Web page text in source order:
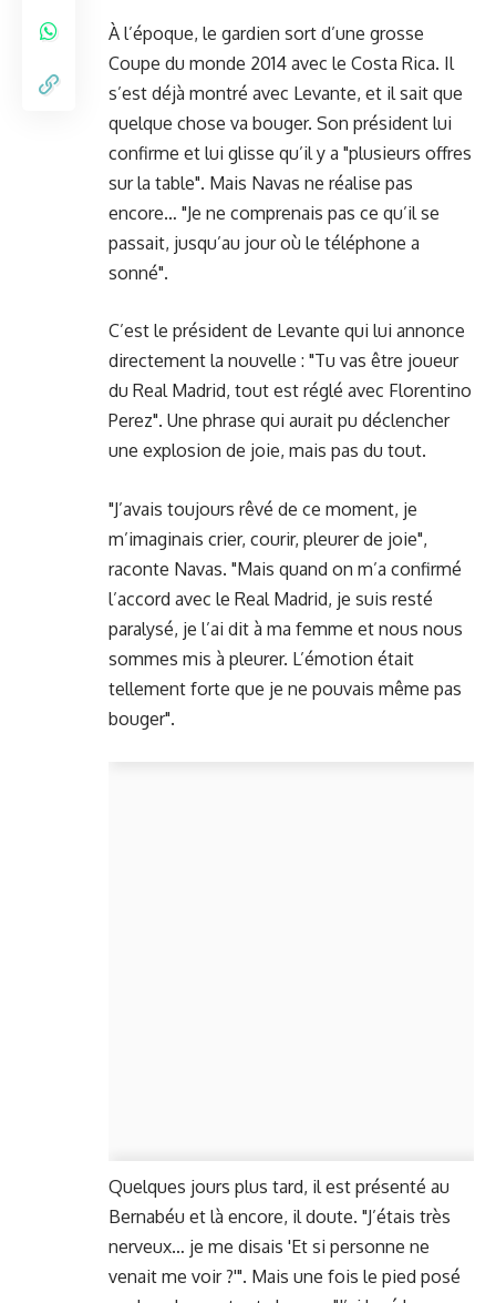
À l’époque, le gardien sort d’une grosse
Coupe du monde 2014 avec le Costa Rica. Il
s’est déjà montré avec Levante, et il sait que
quelque chose va bouger. Son président lui
confirme et lui glisse qu’il y a "plusieurs offres
sur la table". Mais Navas ne réalise pas
encore… "Je ne comprenais pas ce qu’il se
passait, jusqu’au jour où le téléphone a
sonné".
C’est le président de Levante qui lui annonce
directement la nouvelle : "Tu vas être joueur
du Real Madrid, tout est réglé avec Florentino
Perez". Une phrase qui aurait pu déclencher
une explosion de joie, mais pas du tout.
"J’avais toujours rêvé de ce moment, je
m’imaginais crier, courir, pleurer de joie",
raconte Navas. "Mais quand on m’a confirmé
l’accord avec le Real Madrid, je suis resté
paralysé, je l’ai dit à ma femme et nous nous
sommes mis à pleurer. L’émotion était
tellement forte que je ne pouvais même pas
bouger".
Quelques jours plus tard, il est présenté au
Bernabéu et là encore, il doute. "J’étais très
nerveux… je me disais 'Et si personne ne
venait me voir ?'". Mais une fois le pied posé